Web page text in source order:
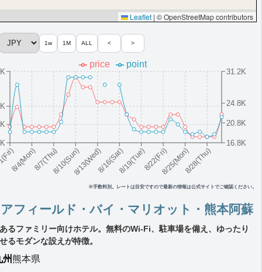
Leaflet | © OpenStreetMap contributors
8/4(Mon)8/7(Thu)8/10(Sun)8/13(Wed)8/16(Sat)8/19(Tue)8/22(Fri)8/25(Mon)8/28(Thu)
16.8K
20.8K
24.8K
31.2K
price point
※手数料別。レートは目安ですので最新の情報は公式サイトでご確認ください。
1w 1M ALL < >
フィールド・バイ・マリオット・熊本阿蘇
るファミリー向けホテル。無料のWi-Fi、駐車場を備え、ゆったり
るモダンな設えが特徴。
州 熊本県